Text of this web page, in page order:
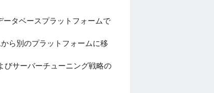
ータベースプラットフォームで
ら別のプラットフォームに移
びサーバーチューニング戦略の